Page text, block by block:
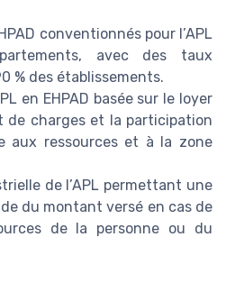
conventionnés pour l’APL
avec des taux
% des établissements.
en EHPAD basée sur le loyer
charges et la participation
aux ressources et à la zone
de l’APL permettant une
du montant versé en cas de
de la personne ou du